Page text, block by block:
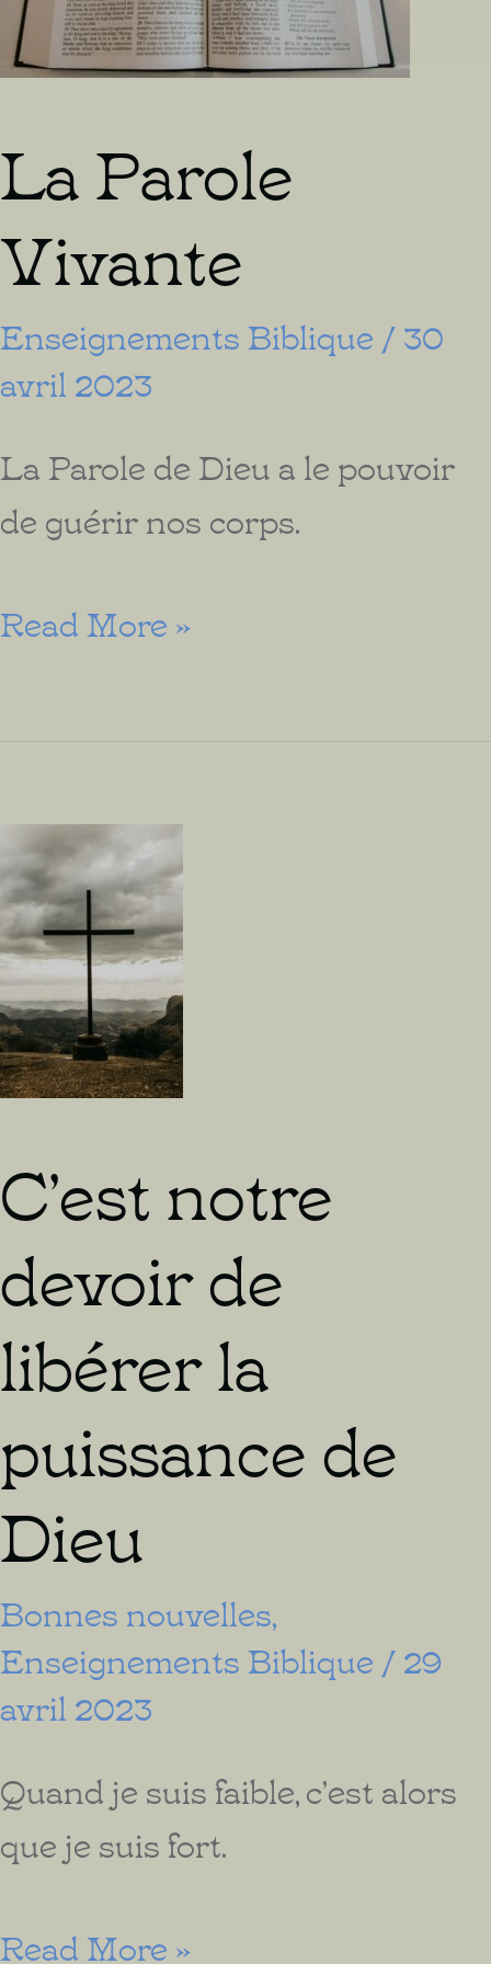
La Parole
Vivante
Enseignements Biblique /30
avril 2023
La Parole de Dieu a le pouvoir
de guérir nos corps.
La
Read More »
C’est notre
devoir de
libérer la
puissance de
Dieu
Bonnes nouvelles,
Enseignements Biblique /29
avril 2023
Quand je suis faible, c’est alors
que je suis fort.
C’est
Read More »